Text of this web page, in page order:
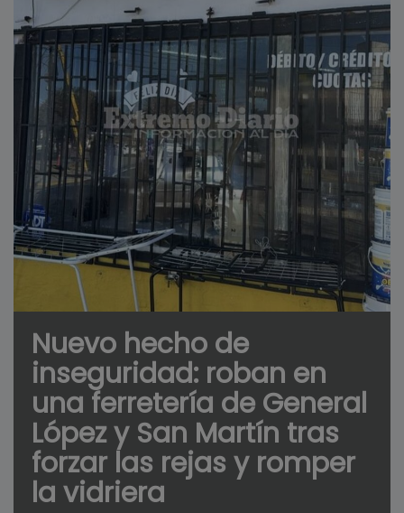
Nuevo hecho de
inseguridad: roban en
una ferretería de General
López y San Martín tras
forzar las rejas y romper
la vidriera